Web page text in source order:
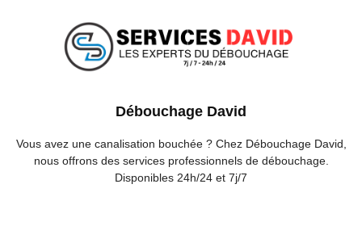
Débouchage David
Vous avez une canalisation bouchée ? Chez Débouchage David,
nous offrons des services professionnels de débouchage.
Disponibles 24h/24 et 7j/7